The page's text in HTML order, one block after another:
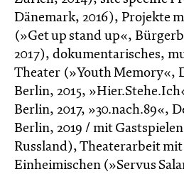
Dänemark, 2016), Projekte
(»Get up stand up«,
2017), dokumentarisches,
Theater (»Youth Memory«,
Berlin, 2015,
Berlin, 2017, »30.nach.89«,
Berlin, 2019 / mit
Russland), Theaterarbeit
Einheimischen (»Servus